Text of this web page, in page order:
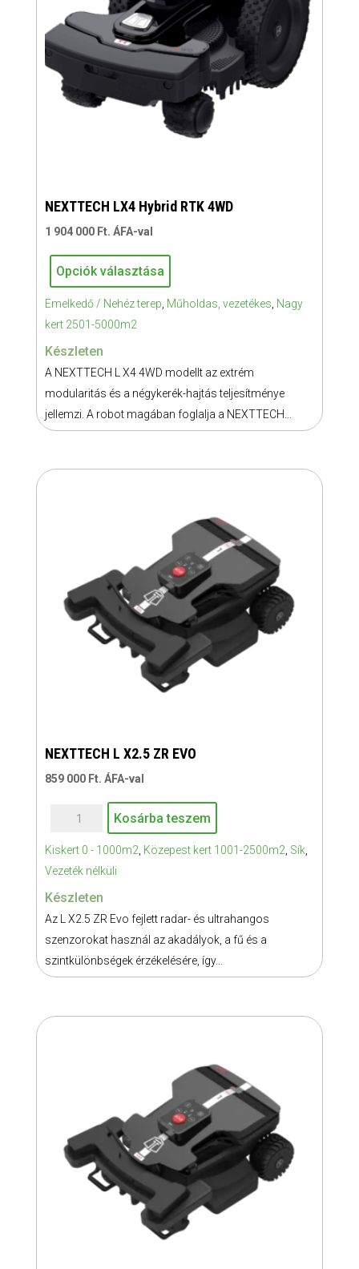
NEXTTECH LX4 Hybrid RTK 4WD
1 904 000 Ft. ÁFA-val
NEXTTECH
LX4
Hybrid
RTK
4WD
mennyiség
Opciók választása
A
változatok
a
Emelkedő / Nehéz terep Műholdas, vezetékes Nagy
kert 2501-5000m2
Készleten
A NEXTTECH L X4 4WD modellt az extrém
modularitás és a négykerék-hajtás teljesítménye
jellemzi. A robot magában foglalja a NEXTTECH...
NEXTTECH L X2.5 ZR EVO
859 000 Ft. ÁFA-val
NEXTTECH
X2.5
ZR
EVO
mennyiség
Kosárba teszem
Kiskert 0 - 1000m2, Közepest kert 1001-2500m2, Sík,
Vezeték nélküli
Készleten
Az L X2.5 ZR Evo fejlett radar- és ultrahangos
szenzorokat használ az akadályok, a fű és a
szintkülönbségek érzékelésére, így...